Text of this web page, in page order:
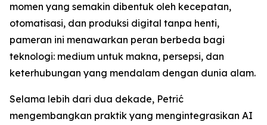
momen yang semakin dibentuk oleh kecepatan,
otomatisasi, dan produksi digital tanpa henti,
pameran ini menawarkan peran berbeda bagi
teknologi: medium untuk makna, persepsi, dan
keterhubungan yang mendalam dengan dunia alam.
Selama lebih dari dua dekade, Petrić
mengembangkan praktik yang mengintegrasikan AI